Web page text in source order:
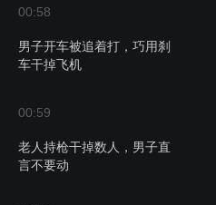
00:58
男子开车被追着打，巧用刹
车干掉飞机
00:59
老人持枪干掉数人，男子直
言不要动